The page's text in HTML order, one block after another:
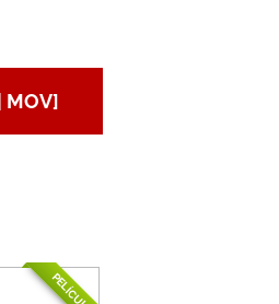
MOV]
PELÍCULA